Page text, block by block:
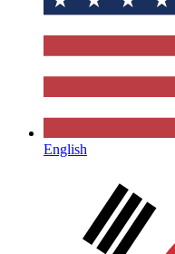
English